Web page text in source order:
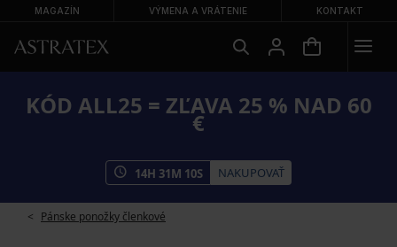
MAGAZÍN VÝMENA A VRÁTENIE KONTAKT
KÓD ALL25 = ZĽAVA 25 % NAD 60
€
14H 31M 10S NAKUPOVAŤ
Pánske ponožky členkové